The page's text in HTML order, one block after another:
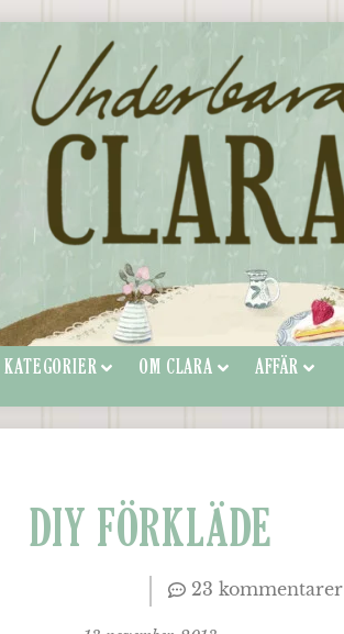
KATEGORIER OM CLARA AFFÄR
DIY FÖRKLÄDE
23 kommentarer